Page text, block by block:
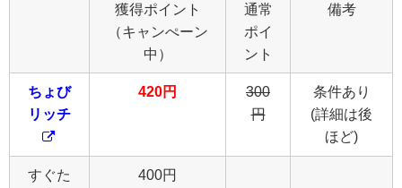
獲得ポイント
（キャンぺーン
中）
通常
ポイ
ント
備考
ちょび
リッチ
420円
300
円
条件あり
(詳細は後
ほど)
すぐた
400円